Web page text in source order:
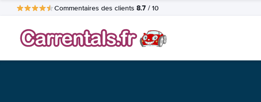
Commentaires des clients 8.7 / 10